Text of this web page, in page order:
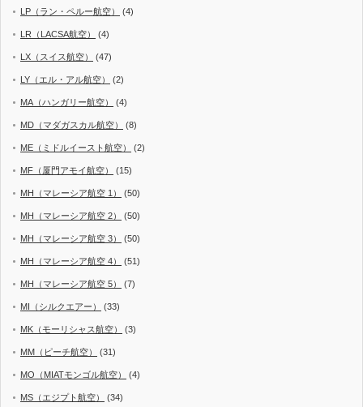
LP（ラン・ペルー航空） (4)
LR（LACSA航空） (4)
LX（スイス航空） (47)
LY（エル・アル航空） (2)
MA（ハンガリー航空） (4)
MD（マダガスカル航空） (8)
ME（ミドルイースト航空） (2)
MF（厦門アモイ航空） (15)
MH（マレーシア航空 1） (50)
MH（マレーシア航空 2） (50)
MH（マレーシア航空 3） (50)
MH（マレーシア航空 4） (51)
MH（マレーシア航空 5） (7)
MI（シルクエアー） (33)
MK（モーリシャス航空） (3)
MM（ピーチ航空） (31)
MO（MIATモンゴル航空） (4)
MS（エジプト航空） (34)